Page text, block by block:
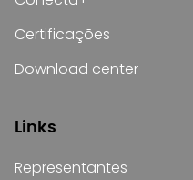
Certificações
Download center
Links
Representantes